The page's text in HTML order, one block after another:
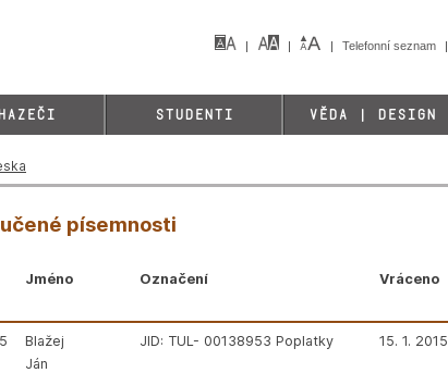
Telefonní seznam
STUDENTI VĚDA | DESIGN
písemnosti
Jméno Označení Vráceno
Blažej
Ján
JID: TUL- 00138953 Poplatky 15. 1. 2015